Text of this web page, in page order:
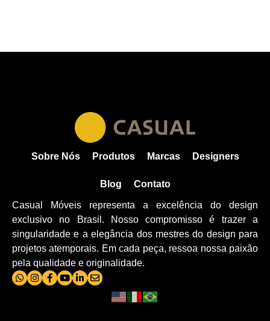
Sobre Nós Produtos Marcas Designers
Blog Contato
Casual Móveis representa a excelência do design
exclusivo no Brasil. Nosso compromisso é trazer a
singularidade e a elegância dos mestres do design para
projetos atemporais. Em cada peça, ressoa nossa paixão
pela qualidade e originalidade.